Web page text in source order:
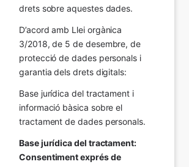
drets sobre aquestes dades.
D’acord amb Llei orgànica
3/2018, de 5 de desembre, de
protecció de dades personals i
garantia dels drets digitals:
Base jurídica del tractament i
informació bàsica sobre el
tractament de dades personals.
Base jurídica del tractament:
Consentiment exprés de